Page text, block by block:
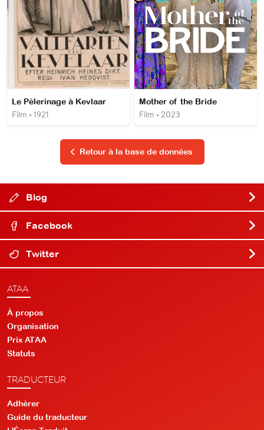
Le Pèlerinage à Kevlaar
Film • 1921
Mother of the Bride
Film • 2023
Retour à la base de données
Blog
Facebook
Twitter
ATAA
À propos
Organisation
Prix ATAA
Statuts
TRADUCTEUR
Adhérer
Guide du traducteur